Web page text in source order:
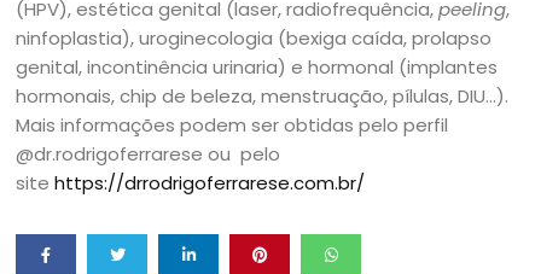
(HPV), estética genital (laser, radiofrequência,peeling,
ninfoplastia), uroginecologia (bexiga caída, prolapso
genital, incontinência urinaria) e hormonal (implantes
hormonais, chip de beleza, menstruação, pílulas, DIU…).
Mais informações podem ser obtidas pelo perfil
@dr.rodrigoferrarese ou pelo
sitehttps://drrodrigoferrarese.com.br/